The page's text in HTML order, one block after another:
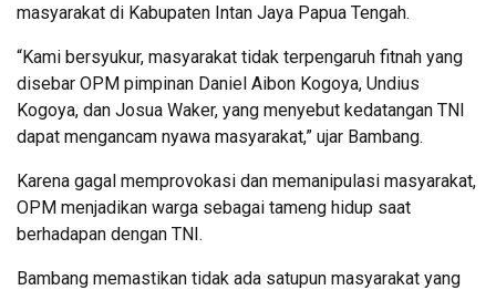
masyarakat di Kabupaten Intan Jaya Papua Tengah.
“Kami bersyukur, masyarakat tidak terpengaruh fitnah yang
disebar OPM pimpinan Daniel Aibon Kogoya, Undius
Kogoya, dan Josua Waker, yang menyebut kedatangan TNI
dapat mengancam nyawa masyarakat,” ujar Bambang.
Karena gagal memprovokasi dan memanipulasi masyarakat,
OPM menjadikan warga sebagai tameng hidup saat
berhadapan dengan TNI.
Bambang memastikan tidak ada satupun masyarakat yang